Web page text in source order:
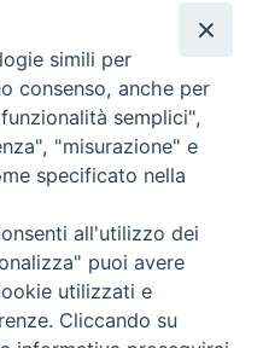
simili per
consenso, anche per
semplici",
"misurazione" e
specificato nella
all'utilizzo dei
puoi avere
utilizzati e
Cliccando su